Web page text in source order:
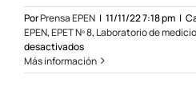
PorPrensa EPEN | 11/11/22 7:18 pm |
EPEN,EPET Nº 8, Laboratorio de
desactivadosen
El
EPEN
Más información